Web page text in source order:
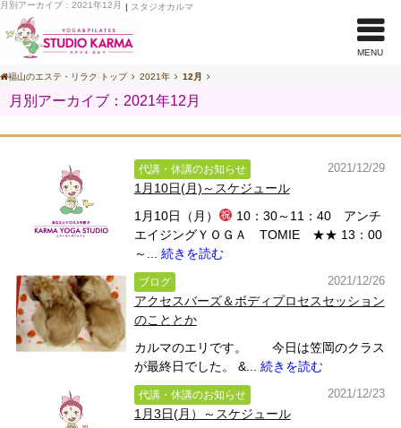
MENU
月別アーカイブ：2021年12月 | スタジオカルマ
福山のエステ・リラク トップ 2021年 12月
月別アーカイブ：2021年12月
代講・休講のお知らせ 2021/12/29
1月10日(月)～スケジュール
1月10日（月）
10：30～11：40 アンチ
エイジングＹＯＧＡ TOMIE ★★ 13：00
～... 続きを読む
ブログ 2021/12/26
アクセスバーズ＆ボディプロセスセッション
のこととか
カルマのエリです。 今日は笠岡のクラス
が最終日でした。 &... 続きを読む
代講・休講のお知らせ 2021/12/23
1月3日(月）～スケジュール